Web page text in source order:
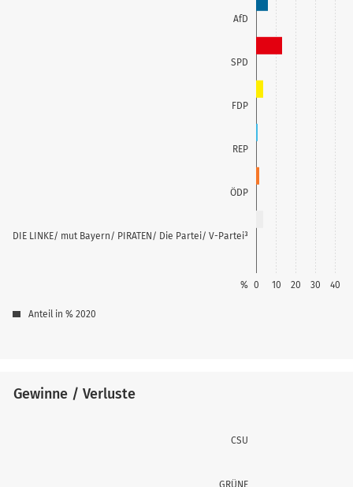
AfD
SPD
FDP
REP
ÖDP
DIE LINKE/ mut Bayern/ PIRATEN/ Die Partei/ V-Partei³
0 10 20 30 40
%
Anteil in % 2020
CSU
GRÜNE
Gewinne / Verluste